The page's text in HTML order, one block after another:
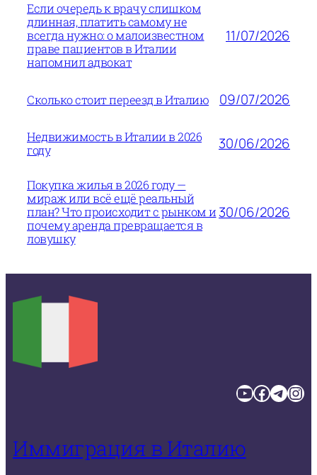
Если очередь к врачу слишком
длинная, платить самому не
всегда нужно: о малоизвестном
праве пациентов в Италии
напомнил адвокат
11/07/2026
Сколько стоит переезд в Италию 09/07/2026
Недвижимость в Италии в 2026
году
30/06/2026
Покупка жилья в 2026 году —
мираж или всё ещё реальный
план? Что происходит с рынком и
почему аренда превращается в
ловушку
30/06/2026
YouTube Facebook TelegramInstagram
Иммиграция в Италию